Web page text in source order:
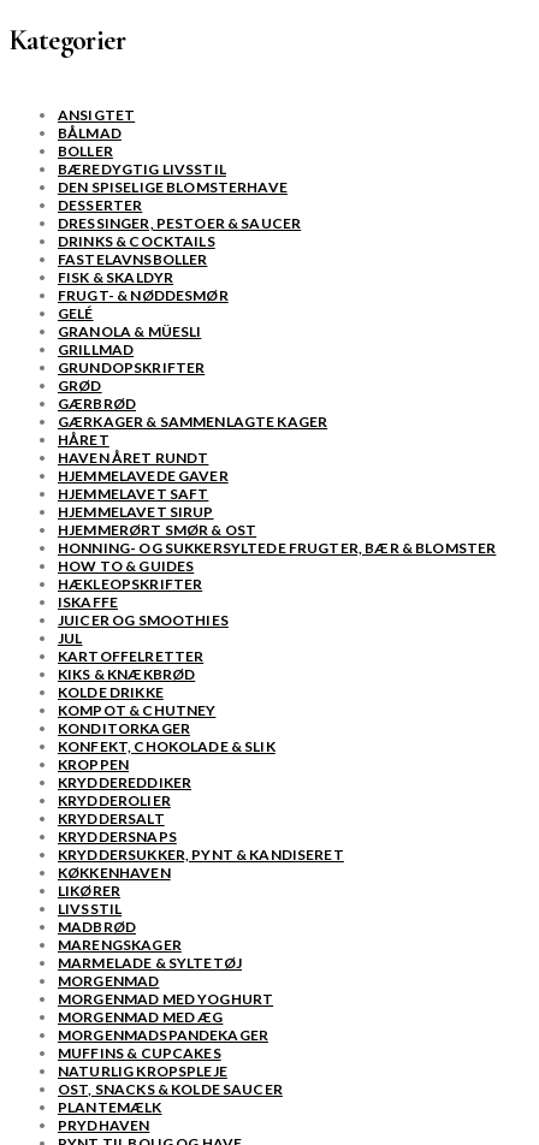
Kategorier
ANSIGTET
BÅLMAD
BOLLER
BÆREDYGTIG LIVSSTIL
DEN SPISELIGE BLOMSTERHAVE
DESSERTER
DRESSINGER, PESTOER & SAUCER
DRINKS & COCKTAILS
FASTELAVNSBOLLER
FISK & SKALDYR
FRUGT- & NØDDESMØR
GELÉ
GRANOLA & MÜESLI
GRILLMAD
GRUNDOPSKRIFTER
GRØD
GÆRBRØD
GÆRKAGER & SAMMENLAGTE KAGER
HÅRET
HAVEN ÅRET RUNDT
HJEMMELAVEDE GAVER
HJEMMELAVET SAFT
HJEMMELAVET SIRUP
HJEMMERØRT SMØR & OST
HONNING- OG SUKKERSYLTEDE FRUGTER, BÆR & BLOMSTER
HOW TO & GUIDES
HÆKLEOPSKRIFTER
ISKAFFE
JUICER OG SMOOTHIES
JUL
KARTOFFELRETTER
KIKS & KNÆKBRØD
KOLDE DRIKKE
KOMPOT & CHUTNEY
KONDITORKAGER
KONFEKT, CHOKOLADE & SLIK
KROPPEN
KRYDDEREDDIKER
KRYDDEROLIER
KRYDDERSALT
KRYDDERSNAPS
KRYDDERSUKKER, PYNT & KANDISERET
KØKKENHAVEN
LIKØRER
LIVSSTIL
MADBRØD
MARENGSKAGER
MARMELADE & SYLTETØJ
MORGENMAD
MORGENMAD MED YOGHURT
MORGENMAD MED ÆG
MORGENMADSPANDEKAGER
MUFFINS & CUPCAKES
NATURLIG KROPSPLEJE
OST, SNACKS & KOLDE SAUCER
PLANTEMÆLK
PRYDHAVEN